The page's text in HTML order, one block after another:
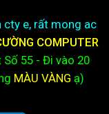
cty e, rất mong ac
COMPUTER
Số 55 - Đi vào 20
MÀU VÀNG ạ)